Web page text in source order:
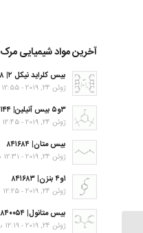
آخرین مواد شیمیایی مرک
بیس کلراید نیکل ۲| ۸۱۸۱۵۸
ژوئن 24, 2019 - 12:55 ب.ظ
۳و۵ بیس آنیلین| ۸۴۱۱۴۴
ژوئن 24, 2019 - 12:45 ب.ظ
بیس متان| ۸۴۱۶۸۴
ژوئن 24, 2019 - 12:31 ب.ظ
۱و۴ بنزن| ۸۴۱۶۸۳
ژوئن 24, 2019 - 12:25 ب.ظ
بیس متانول| ۸۴۰۰۵۴
ژوئن 24, 2019 - 12:19 ب.ظ